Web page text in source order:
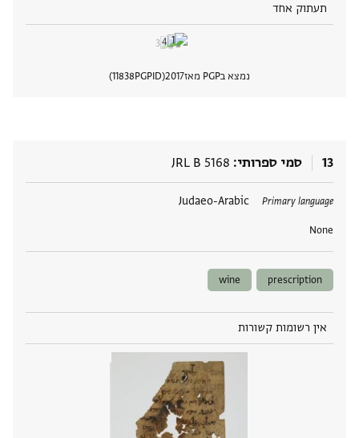
תעתוק אחד
נמצא בPGP מאז 2017
PGPID
11838
13 סמי ספרותי JRL B 5168
Primary language
Judaeo-Arabic
None
תגים
prescription
wine
אין רשומות קשורות